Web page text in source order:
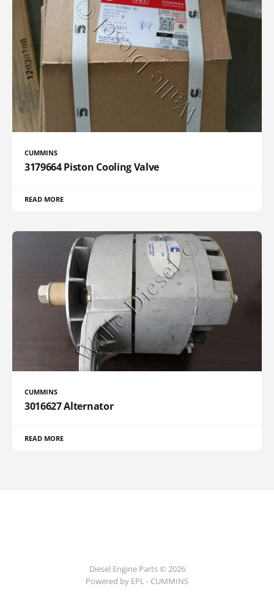
CUMMINS
3179664 Piston Cooling Valve
READ MORE
CUMMINS
3016627 Alternator
READ MORE
Diesel Engine Parts © 2026
Powered by EPL - CUMMINS